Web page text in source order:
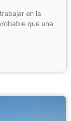
en la
que una